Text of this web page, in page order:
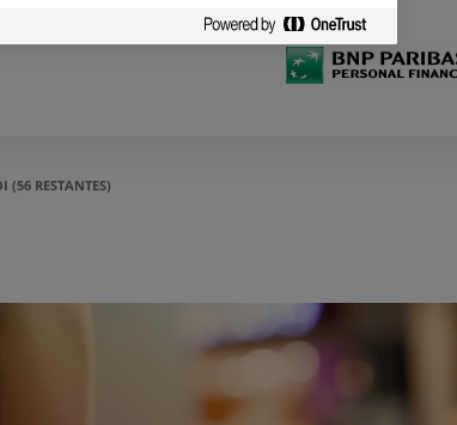
(56 RESTANTES)